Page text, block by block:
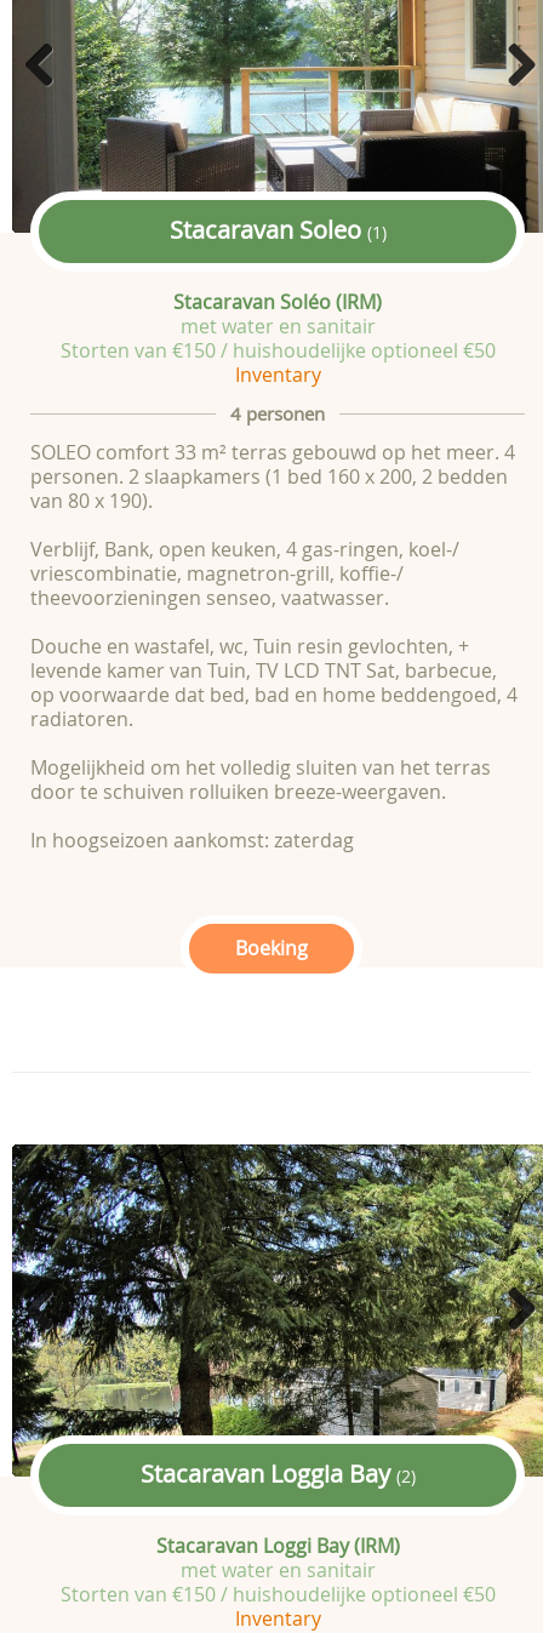
Previous Next
Stacaravan Soleo (1)
Stacaravan Soléo (IRM)
met water en sanitair
Storten van €150 / huishoudelijke optioneel €50
Inventary
4 personen
SOLEO comfort 33 m² terras gebouwd op het meer. 4
personen. 2 slaapkamers (1 bed 160 x 200, 2 bedden
van 80 x 190).
Verblijf, Bank, open keuken, 4 gas-ringen, koel-/
vriescombinatie, magnetron-grill, koffie-/
theevoorzieningen senseo, vaatwasser.
Douche en wastafel, wc, Tuin resin gevlochten, +
levende kamer van Tuin, TV LCD TNT Sat, barbecue,
op voorwaarde dat bed, bad en home beddengoed, 4
radiatoren.
Mogelijkheid om het volledig sluiten van het terras
door te schuiven rolluiken breeze-weergaven.
In hoogseizoen aankomst: zaterdag
Boeking
Previous Next
Stacaravan Loggia Bay (2)
Stacaravan Loggi Bay (IRM)
met water en sanitair
Storten van €150 / huishoudelijke optioneel €50
Inventary